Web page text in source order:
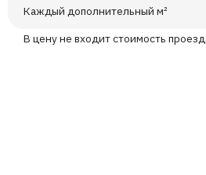
Каждый дополнительный м²
В цену не входит стоимость